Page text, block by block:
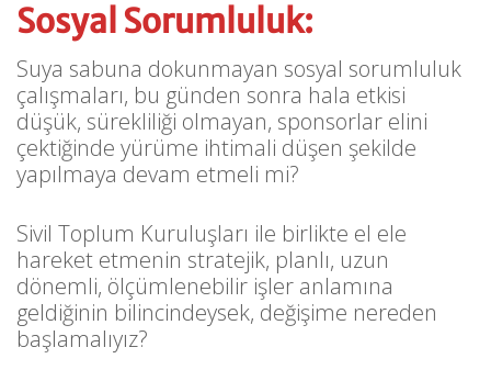
Sosyal Sorumluluk:
Suya sabuna dokunmayan sosyal sorumluluk
çalışmaları, bu günden sonra hala etkisi
düşük, sürekliliği olmayan, sponsorlar elini
çektiğinde yürüme ihtimali düşen şekilde
yapılmaya devam etmeli mi?
Sivil Toplum Kuruluşları ile birlikte el ele
hareket etmenin stratejik, planlı, uzun
dönemli, ölçümlenebilir işler anlamına
geldiğinin bilincindeysek, değişime nereden
başlamalıyız?